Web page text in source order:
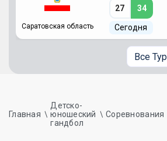
Саратовская область
27 34
Сегодня
Все
Главная
Детско-
юношеский
гандбол
Соревнования